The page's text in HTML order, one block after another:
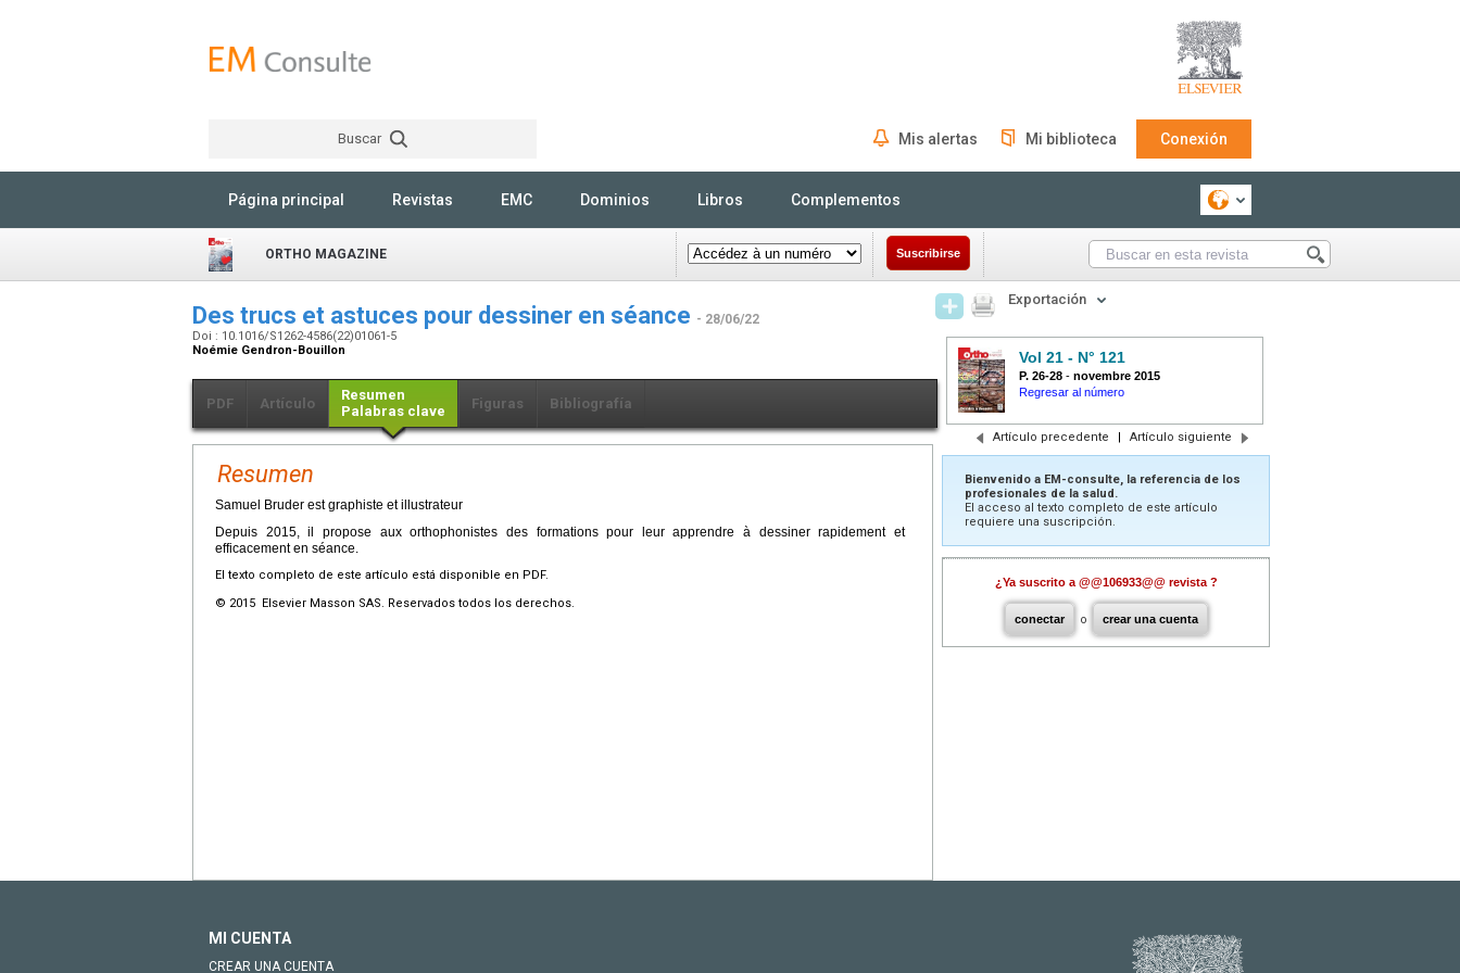
Buscar Mis alertas Mi biblioteca Conexión
Página principal Revistas EMC Dominios Libros Complementos
ORTHO MAGAZINE Suscribirse
Des trucs et astuces pour dessiner en séance - 28/06/22
Doi : 10.1016/S1262-4586(22)01061-5
Noémie Gendron-Bouillon
PDF Artículo
Resumen
Palabras clave
Figuras Bibliografía
Resumen
Samuel Bruder est graphiste et illustrateur
Depuis 2015, il propose aux orthophonistes des formations pour leur apprendre à dessiner rapidement et
efficacement en séance.
El texto completo de este artículo está disponible en PDF.
© 2015 Elsevier Masson SAS. Reservados todos los derechos.
Exportación
Vol 21 - N° 121
P. 26-28 - novembre 2015
Regresar al número
Artículo precedente | Artículo siguiente
Bienvenido a EM-consulte, la referencia de los
profesionales de la salud.
El acceso al texto completo de este artículo
requiere una suscripción.
¿Ya suscrito a @@106933@@ revista ?
conectar o crear una cuenta
MI CUENTA
CREAR UNA CUENTA